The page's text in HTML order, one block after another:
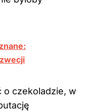
o czekoladzie, w